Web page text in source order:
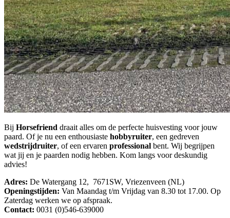
Bij Horsefriend draait alles om de perfecte huisvesting voor jouw
paard. Of je nu een enthousiaste hobbyruiter, een gedreven
wedstrijdruiter, of een ervaren professional bent. Wij begrijpen
wat jij en je paarden nodig hebben. Kom langs voor deskundig
advies!
Adres: De Watergang 12, 7671SW, Vriezenveen (NL)
Openingstijden: Van Maandag t/m Vrijdag van 8.30 tot 17.00. Op
Zaterdag werken we op afspraak.
Contact: 0031 (0)546-639000